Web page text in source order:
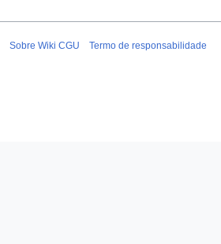
Sobre Wiki CGU Termo de responsabilidade